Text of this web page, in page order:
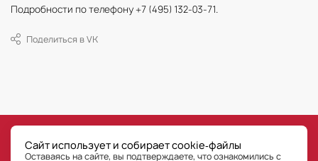
Подробности по телефону +7 (495) 132-03-71.
Поделиться в VK
Все права на публикуемые на сайте материалы принадлежат ООО «РГ-Девелопмент» © РГ-
Девелопмент. Оставаясь на сайте, Пользователь сайта подтверждает, что уведомлен, что
Сайт использует и собирает cookie‑файлы
Оставаясь на сайте, вы подтверждаете, что ознакомились с